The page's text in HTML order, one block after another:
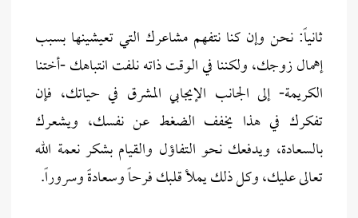
ثانياً: نحن وإن كنا نتفهم مشاعرك التي تعيشينها بسبب
إهمال زوجك، ولكننا في الوقت ذاته نلفت انتباهك -أختنا
الكريمة- إلى الجانب الإيجابي المشرق في حياتك، فإن
تفكرك في هذا يخفف الضغط عن نفسك، ويشعرك
بالسعادة، ويدفعك نحو التفاؤل والقيام بشكر نعمة الله
تعالى عليك، وكل ذلك يملأ قلبك فرحاً وسعادةً وسروراً.